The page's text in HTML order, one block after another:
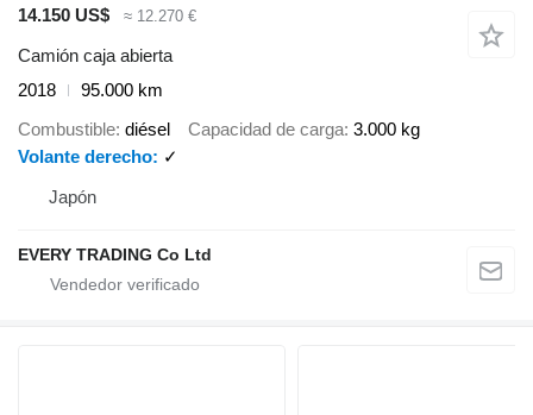
14.150 US$
≈ 12.270 €
Camión caja abierta
2018
95.000 km
Combustible diésel Capacidad de carga 3.000 kg
Volante derecho
✓
Japón
EVERY TRADING Co Ltd